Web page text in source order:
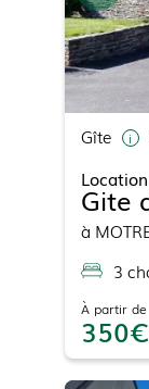
Gîte
Gite
à
3
À partir de
350